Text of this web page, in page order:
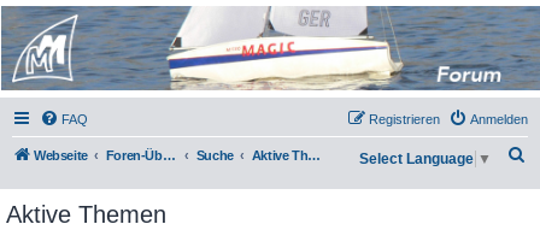
Micro Magic Forum
Deutschland
FAQ Anmelden
Registrieren
Webseite Foren-Übersicht Suche Aktive Themen Select Language ▼
Aktive Themen